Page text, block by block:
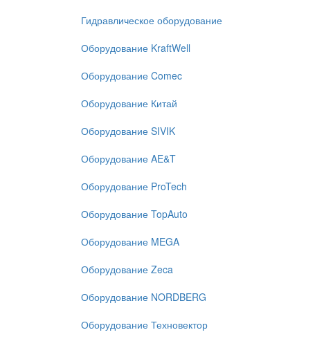
Гидравлическое оборудование
Оборудование KraftWell
Оборудование Comec
Оборудование Китай
Оборудование SIVIK
Оборудование AE&T
Оборудование ProTech
Оборудование TopAuto
Оборудование MEGA
Оборудование Zeca
Оборудование NORDBERG
Оборудование Техновектор